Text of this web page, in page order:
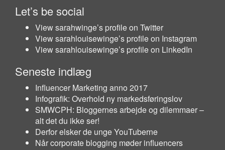
Let’s be social
View sarahwinge’s profile on Twitter
View sarahlouisewinge’s profile on Instagram
View sarahlouisewinge’s profile on LinkedIn
Seneste indlæg
Influencer Marketing anno 2017
Infografik: Overhold ny markedsføringslov
SMWCPH: Bloggernes arbejde og dilemmaer –
alt det du ikke ser!
Derfor elsker de unge YouTuberne
Når corporate blogging møder influencers